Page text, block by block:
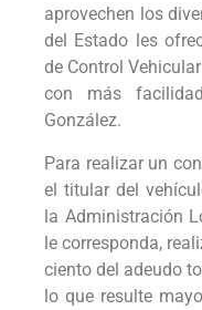
aprovechen los
del Estado les
de Control
con más
González.
Para realizar un
el titular del
la Administración
le corresponda,
ciento del adeudo
lo que resulte